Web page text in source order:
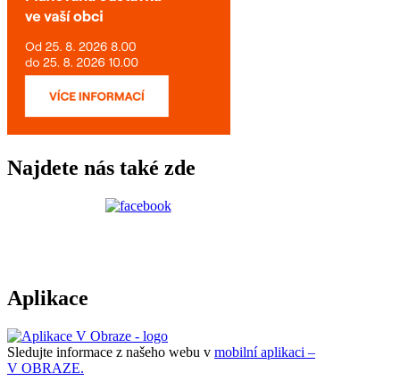
Najdete nás také zde
Aplikace
Sledujte informace z našeho webu v mobilní aplikaci –
V OBRAZE.